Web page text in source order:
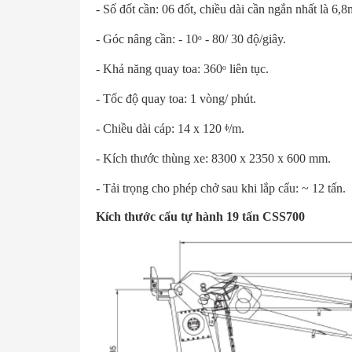
- Số đốt cần: 06 đốt, chiều dài cần ngắn nhất là
- Góc nâng cần: - 10ᵒ - 80/ 30 độ/giây.
- Khả năng quay toa: 360ᵒ liên tục.
- Tốc độ quay toa: 1 vòng/ phút.
- Chiều dài cáp: 14 x 120 ᶲ/m.
- Kích thước thùng xe: 8300 x 2350 x 600 mm.
- Tải trọng cho phép chở sau khi lắp cẩu: ~ 12 tấn.
Kích thước cẩu tự hành 19 tấn CSS700